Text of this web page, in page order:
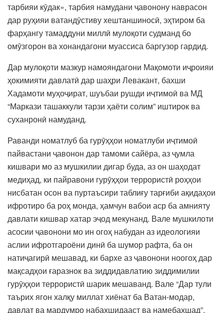
тарбияи кӯдак», тарбия намудани ҷавонону наврасон
дар руҳияи ватандӯстиву хештаншиносӣ, эҳтиром ба
фарҳангу тамаддуни миллӣ мулоқоти судманд бо
омӯзгорон ва хонандагони муассиса баргузор гардид.
Дар мулоқоти мазкур намояндагони Мақомоти иҷроияи
ҳокимияти давлатӣ дар шаҳри Левакант, бахши
Хадамоти муҳоҷират, шуъбаи рушди иҷтимоӣ ва МД
“Маркази ташаккули тарзи ҳаёти солим” иштирок ва
суханронӣ намуданд.
Раванди номатлуб ба гурӯҳҳои номатлуби иҷтимоӣ
пайвастани ҷавонон дар тамоми сайёра, аз ҷумла
кишвари мо аз мушкилии дигар буда, аз он шаҳодат
медиҳад, ки пайравони гурӯҳҳои террористӣ роҳҳои
нисбатан осон ва пуртаъсири таблиғу тарғиби ақидаҳои
ифротиро ба роҳ монда, ҳамчун вабои аср ба амнияту
давлати кишвар хатар эҷод мекунанд. Вале мушкилоти
асосии ҷавонони мо ин огоҳ набудан аз идеологияи
аслии ифротгароёни динӣ ба шумор рафта, ба он
натиҷагирӣ мешавад, ки бархе аз ҷавонони ноогоҳ дар
мақсадҳои ғаразнок ва зиддидавлатию зиддимилии
гурӯҳҳои террористӣ шарик мешаванд. Вале “Дар тули
таърих ягон халқу миллат хиёнат ба Ватан-модар,
давлат ва мардумро набахшидааст ва намебахшад”.